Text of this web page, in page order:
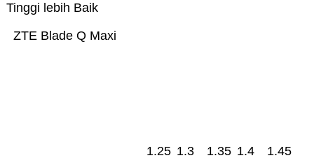
Tinggi lebih Baik
ZTE Blade Q Maxi
1.25 1.3 1.35 1.4 1.45